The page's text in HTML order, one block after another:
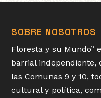
SOBRE NOSOTROS
Floresta y su Mundo”
barrial independiente,
las Comunas 9 y 10,
cultural y política,